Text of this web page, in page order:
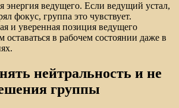
энергия ведущего. Если ведущий устал,
фокус, группа это чувствует.
и уверенная позиция ведущего
оставаться в рабочем состоянии даже в
нейтральность и не
группы